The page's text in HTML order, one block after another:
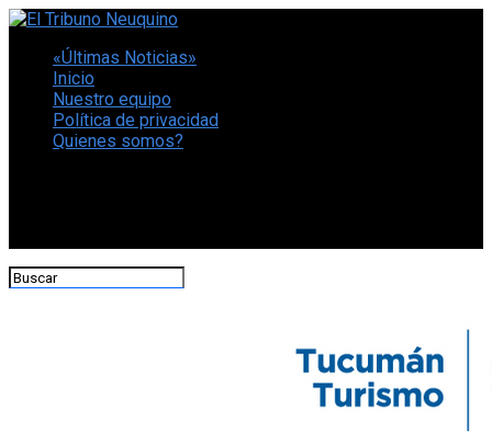
«Últimas Noticias»
Inicio
Nuestro equipo
Política de privacidad
Quienes somos?